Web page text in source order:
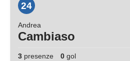
24
Andrea
Cambiaso
3 presenze 0 gol